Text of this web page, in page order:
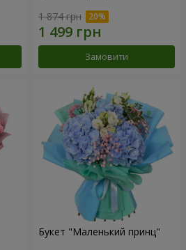
1 874 грн
Замовити
Букет "Маленький принц"